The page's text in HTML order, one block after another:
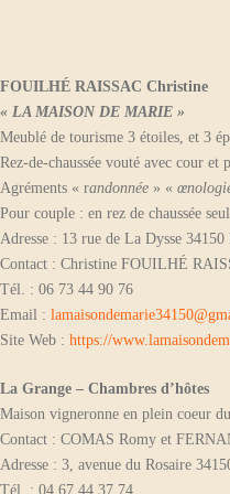
FOUILHÉ RAISSAC Christine
« LA MAISON DE MARIE »
Meublé de tourisme 3 étoiles, et 3
Rez-de-chaussée vouté avec cour et
Agréments « randonnée » «
Pour couple : en rez de chaussée
Adresse : 13 rue de La Dysse
Contact : Christine FOUILHÉ
Tél. : 06 73 44 90 76
Email :
Site Web : https://
La Grange – Chambres d’hôtes
Maison vigneronne en plein coeur
Contact : COMAS Romy et
Adresse : 3, avenue du Rosaire
Tél. : 04 67 44 37 74